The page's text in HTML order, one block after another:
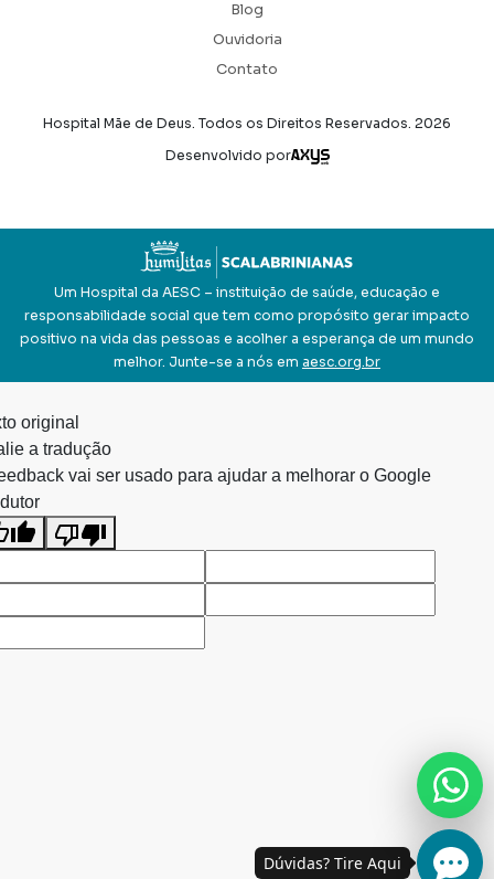
Blog
Ouvidoria
Contato
Hospital Mãe de Deus. Todos os Direitos Reservados. 2026
Desenvolvido por
Axysweb
Um Hospital da AESC – instituição de saúde, educação e
responsabilidade social que tem como propósito gerar impacto
positivo na vida das pessoas e acolher a esperança de um mundo
melhor. Junte-se a nós em aesc.org.br
Dúvidas? Tire Aqui
original
a tradução
vai ser usado para ajudar a melhorar o Google